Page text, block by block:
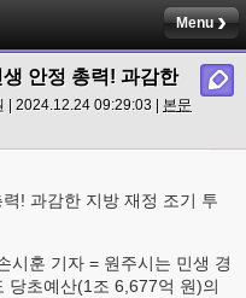
Menu
안정 총력! 과감한
| 2024.12.24 09:29:03 | 본문
! 과감한 지방 재정 조기 투
시훈 기자 = 원주시는 민생 경
당초예산(1조 6,677억 원)의